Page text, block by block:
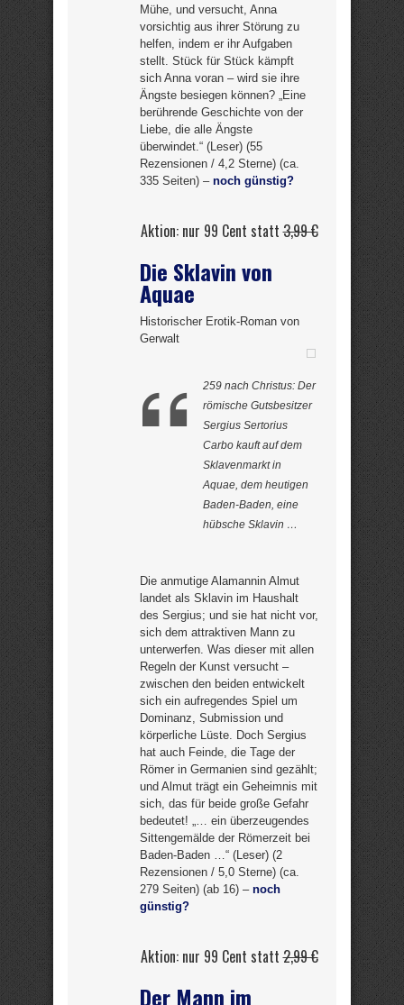
Mühe, und versucht, Anna
vorsichtig aus ihrer Störung zu
helfen, indem er ihr Aufgaben
stellt. Stück für Stück kämpft
sich Anna voran – wird sie ihre
Ängste besiegen können? „Eine
berührende Geschichte von der
Liebe, die alle Ängste
überwindet.“ (Leser) (55
Rezensionen / 4,2 Sterne) (ca.
335 Seiten) – noch günstig?
Aktion: nur 99 Cent statt3,99 €
Die Sklavin von
Aquae
Historischer Erotik-Roman von
Gerwalt
259 nach Christus: Der
römische Gutsbesitzer
Sergius Sertorius
Carbo kauft auf dem
Sklavenmarkt in
Aquae, dem heutigen
Baden-Baden, eine
hübsche Sklavin …
Die anmutige Alamannin Almut
landet als Sklavin im Haushalt
des Sergius; und sie hat nicht vor,
sich dem attraktiven Mann zu
unterwerfen. Was dieser mit allen
Regeln der Kunst versucht –
zwischen den beiden entwickelt
sich ein aufregendes Spiel um
Dominanz, Submission und
körperliche Lüste. Doch Sergius
hat auch Feinde, die Tage der
Römer in Germanien sind gezählt;
und Almut trägt ein Geheimnis mit
sich, das für beide große Gefahr
bedeutet! „… ein überzeugendes
Sittengemälde der Römerzeit bei
Baden-Baden …“ (Leser) (2
Rezensionen / 5,0 Sterne) (ca.
279 Seiten) (ab 16) – noch
günstig?
Aktion: nur 99 Cent statt2,99 €
Der Mann im